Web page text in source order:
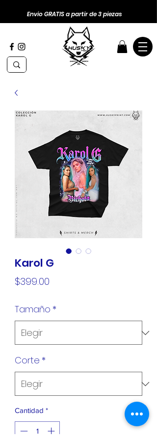
Envio GRATIS a partir de 3 piezas
Karol G
$399.00
Tamaño *
Corte *
Cantidad *